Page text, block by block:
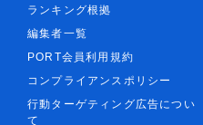
ランキング根拠
編集者一覧
PORT会員利用規約
コンプライアンスポリシー
行動ターゲティング広告につい
て